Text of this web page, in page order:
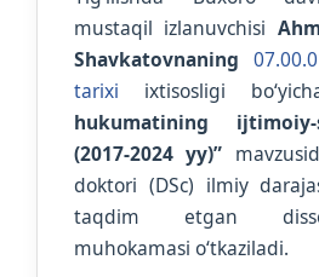
mustaqil izlanuvchisi
Shavkatovnaning
tarixi ixtisosligi
hukumatining
(2017-2024 yy)”
doktori (DSc) ilmiy
taqdim etgan
muhokamasi o‘tkaziladi.